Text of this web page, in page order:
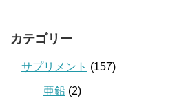
カテゴリー
サプリメント (157)
亜鉛 (2)